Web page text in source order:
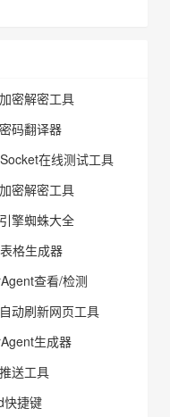
密解密工具
码翻译器
在线测试工具
密解密工具
擎蜘蛛大全
格生成器
查看/检测
动刷新网页工具
生成器
送工具
快捷键